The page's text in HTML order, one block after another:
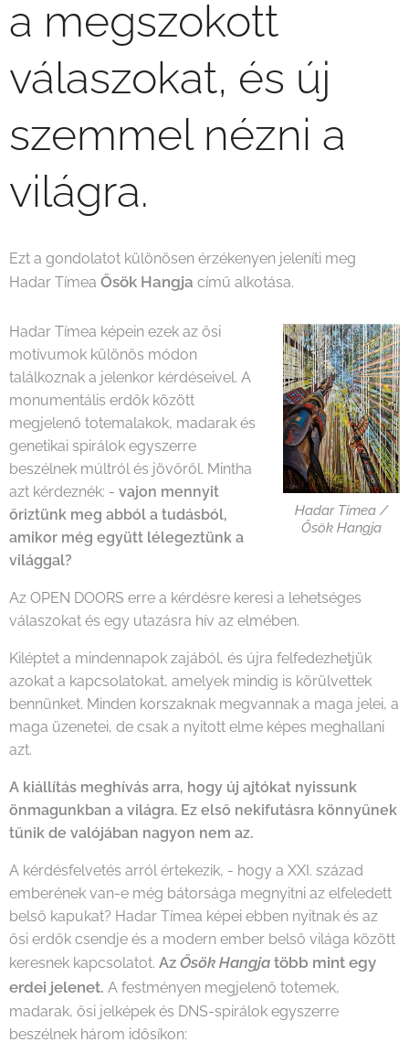
a megszokott
válaszokat, és új
szemmel nézni a
világra.
Ezt a gondolatot különösen érzékenyen jeleníti meg
Hadar Tímea Ősök Hangja című alkotása.
Hadar Tímea /
Ősök Hangja
Hadar Tímea képein ezek az ősi
motívumok különös módon
találkoznak a jelenkor kérdéseivel. A
monumentális erdők között
megjelenő totemalakok, madarak és
genetikai spirálok egyszerre
beszélnek múltról és jövőről. Mintha
azt kérdeznék: - vajon mennyit
őriztünk meg abból a tudásból,
amikor még együtt lélegeztünk a
világgal?
Az OPEN DOORS erre a kérdésre keresi a lehetséges
válaszokat és egy utazásra hív az elmében.
Kiléptet a mindennapok zajából, és újra felfedezhetjük
azokat a kapcsolatokat, amelyek mindig is körülvettek
bennünket. Minden korszaknak megvannak a maga jelei, a
maga üzenetei, de csak a nyitott elme képes meghallani
azt.
A kiállítás meghívás arra, hogy új ajtókat nyissunk
önmagunkban a világra. Ez első nekifutásra könnyűnek
tűnik de valójában nagyon nem az.
A kérdésfelvetés arról értekezik, - hogy a XXI. század
emberének van-e még bátorsága megnyitni az elfeledett
belső kapukat? Hadar Tímea képei ebben nyitnak és az
ősi erdők csendje és a modern ember belső világa között
keresnek kapcsolatot. Az Ősök Hangja több mint egy
erdei jelenet. A festményen megjelenő totemek,
madarak, ősi jelképek és DNS-spirálok egyszerre
beszélnek három idősíkon: